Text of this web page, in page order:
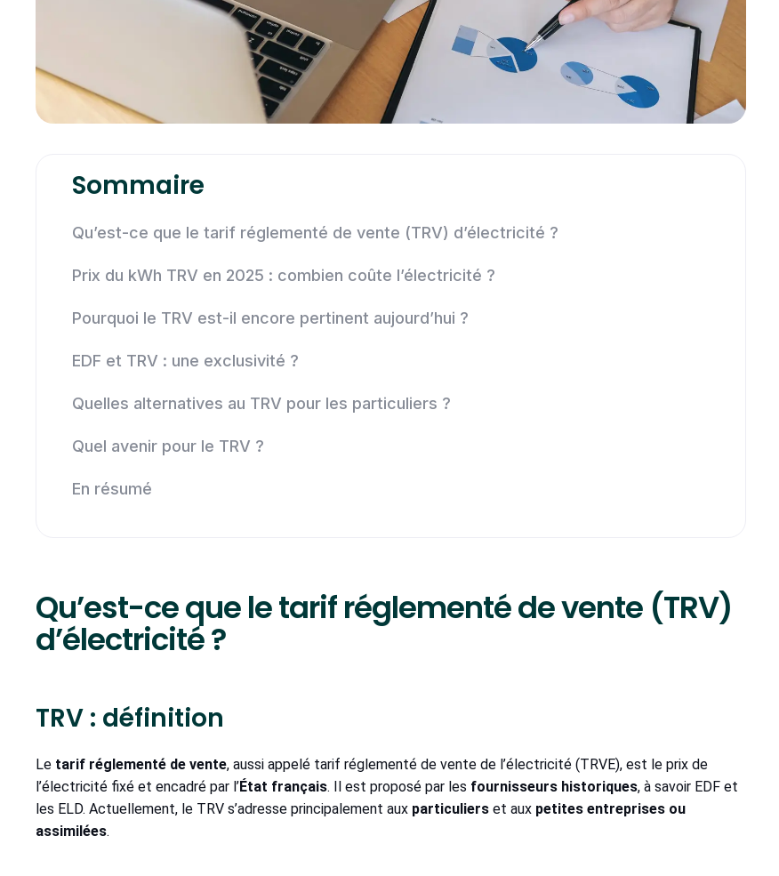
Sommaire
Qu’est-ce que le tarif réglementé de vente (TRV) d’électricité ?
Prix du kWh TRV en 2025 : combien coûte l’électricité ?
Pourquoi le TRV est-il encore pertinent aujourd’hui ?
EDF et TRV : une exclusivité ?
Quelles alternatives au TRV pour les particuliers ?
Quel avenir pour le TRV ?
En résumé
Qu’est-ce que le tarif réglementé de vente (TRV)
d’électricité ?
TRV : définition
Le tarif réglementé de vente, aussi appelé tarif réglementé de vente de l’électricité (TRVE), est le prix de
l’électricité fixé et encadré par l’État français. Il est proposé par les fournisseurs historiques, à savoir EDF et
les ELD. Actuellement, le TRV s’adresse principalement aux particuliers et aux petites entreprises ou
assimilées.